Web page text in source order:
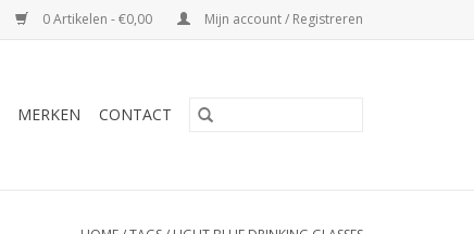
0 Artikelen - €0,00 Mijn account / Registreren
MERKEN CONTACT